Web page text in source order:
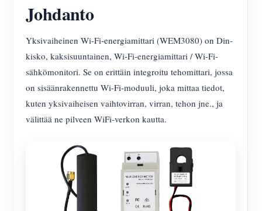
Johdanto
Yksivaiheinen Wi-Fi-energiamittari (WEM3080) on Din-
kisko, kaksisuuntainen, Wi-Fi-energiamittari / Wi-Fi-
sähkömonitori. Se on erittäin integroitu tehomittari, jossa
on sisäänrakennettu Wi-Fi-moduuli, joka mittaa tiedot,
kuten yksivaiheisen vaihtovirran, virran, tehon jne., ja
välittää ne pilveen WiFi-verkon kautta.